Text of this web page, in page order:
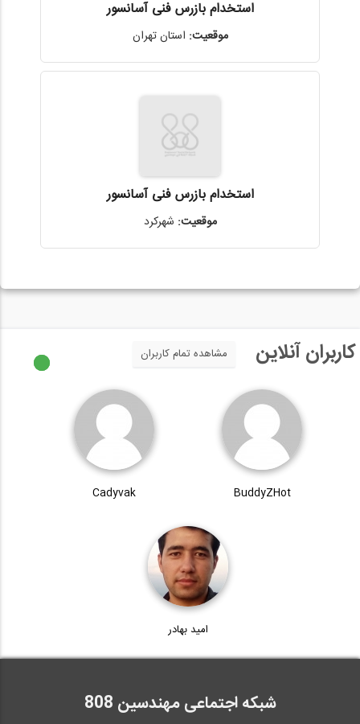
استخدام بازرس فنی آسانسور
موقعیت: استان تهران
استخدام بازرس فنی آسانسور
موقعیت: شهرکرد
کاربران آنلاین مشاهده تمام کاربران
BuddyZHot
Cadyvak
امید بهادر
شبکه اجتماعی مهندسین 808